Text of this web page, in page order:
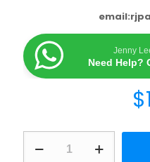
email:
Jenny
Need Help?
$